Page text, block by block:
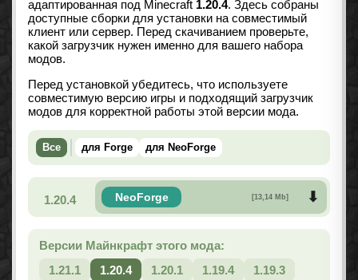
адаптированная под Minecraft 1.20.4. Здесь собраны
доступные сборки для установки на совместимый
клиент или сервер. Перед скачиванием проверьте,
какой загрузчик нужен именно для вашего набора
модов.
Перед установкой убедитесь, что используете
совместимую версию игры и подходящий загрузчик
модов для корректной работы этой версии мода.
Все для Forge для NeoForge
1.20.4 NeoForge [13,14 Mb]
Версии Майнкрафт этого мода:
1.21.1
1.20.4 1.20.1 1.19.4
1.19.3